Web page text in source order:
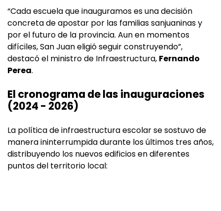
“Cada escuela que inauguramos es una decisión
concreta de apostar por las familias sanjuaninas y
por el futuro de la provincia. Aun en momentos
difíciles, San Juan eligió seguir construyendo”,
destacó el ministro de Infraestructura, Fernando
Perea.
El cronograma de las inauguraciones
(2024 - 2026)
La política de infraestructura escolar se sostuvo de
manera ininterrumpida durante los últimos tres años,
distribuyendo los nuevos edificios en diferentes
puntos del territorio local: